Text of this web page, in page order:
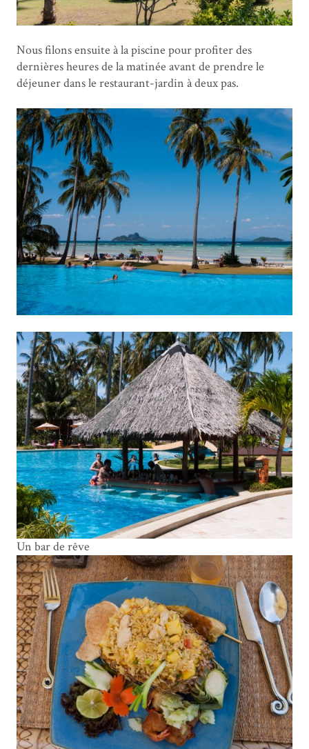
Nous filons ensuite à la piscine pour profiter des
dernières heures de la matinée avant de prendre le
déjeuner dans le restaurant-jardin à deux pas.
Un bar de rêve